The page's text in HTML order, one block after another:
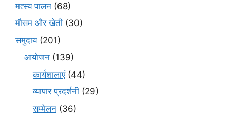
मत्स्य पालन (68)
मौसम और खेती (30)
समुदाय(201)
आयोजन (139)
कार्यशालाएं(44)
व्यापार प्रदर्शनी (29)
सम्मेलन (36)